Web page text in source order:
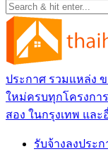
ประกาศ รวมแหล่ง
ใหม่ครบทุกโครงกา
สอง ในกรุงเทพ แล
รับจ้างลงประ